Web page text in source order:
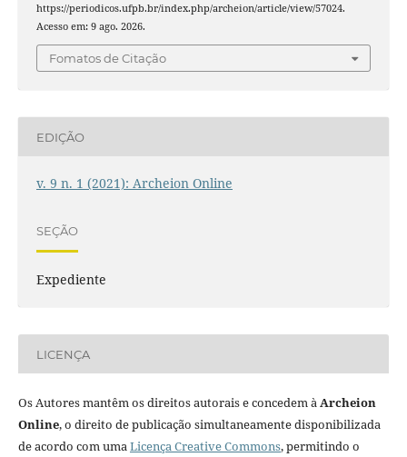
https://periodicos.ufpb.br/index.php/archeion/article/view/57024.
Acesso em: 9 ago. 2026.
Fomatos de Citação
EDIÇÃO
v. 9 n. 1 (2021): Archeion Online
SEÇÃO
Expediente
LICENÇA
Os Autores mantêm os direitos autorais e concedem àArcheion
Online, o direito de publicação simultaneamente disponibilizada
de acordo com umaLicença Creative Commons, permitindo o